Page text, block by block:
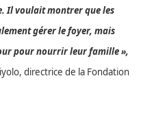
Il voulait montrer que les
gérer le foyer, mais
pour nourrir leur famille »,
directrice de la Fondation